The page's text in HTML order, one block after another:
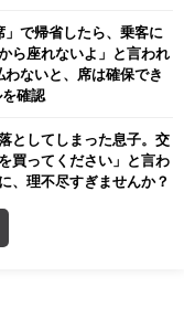
で帰省したら、乗客に
ら座れないよ」と言われ
ないと、席は確保でき
確認
としてしまった息子。交
買ってください」と言わ
、理不尽すぎませんか？